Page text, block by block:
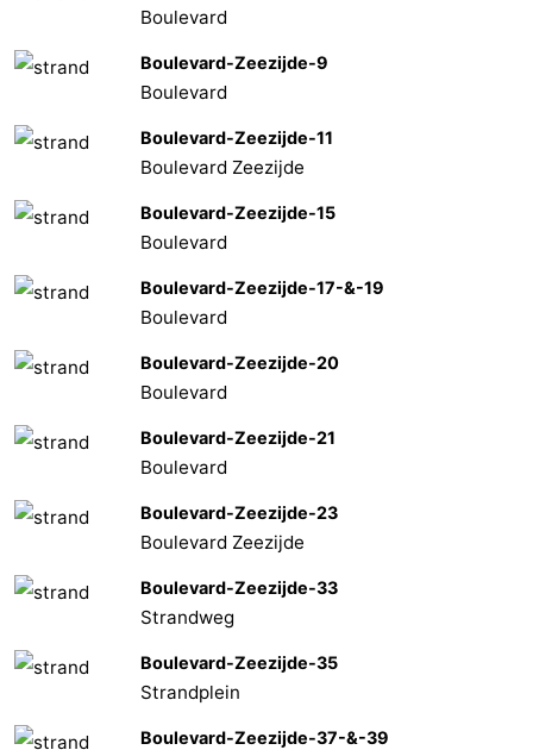
Boulevard
Boulevard-Zeezijde-9
Boulevard
Boulevard-Zeezijde-11
Boulevard Zeezijde
Boulevard-Zeezijde-15
Boulevard
Boulevard-Zeezijde-17-&-19
Boulevard
Boulevard-Zeezijde-20
Boulevard
Boulevard-Zeezijde-21
Boulevard
Boulevard-Zeezijde-23
Boulevard Zeezijde
Boulevard-Zeezijde-33
Strandweg
Boulevard-Zeezijde-35
Strandplein
Boulevard-Zeezijde-37-&-39